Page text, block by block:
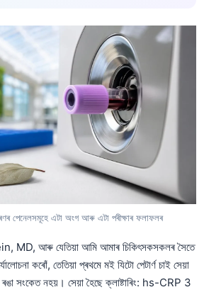
পেনেলসমূহে এটা অংগ আৰু এটা পৰীক্ষাৰ ফলাফলৰ
MD, আৰু যেতিয়া আমি আমাৰ চিকিৎসকসকলৰ সৈতে
কৰোঁ, তেতিয়া প্ৰথমে মই যিটো পেটাৰ্ণ চাই সেয়া
সংকেত নহয়। সেয়া হৈছে ক্লাষ্টাৰিং: hs-CRP 3